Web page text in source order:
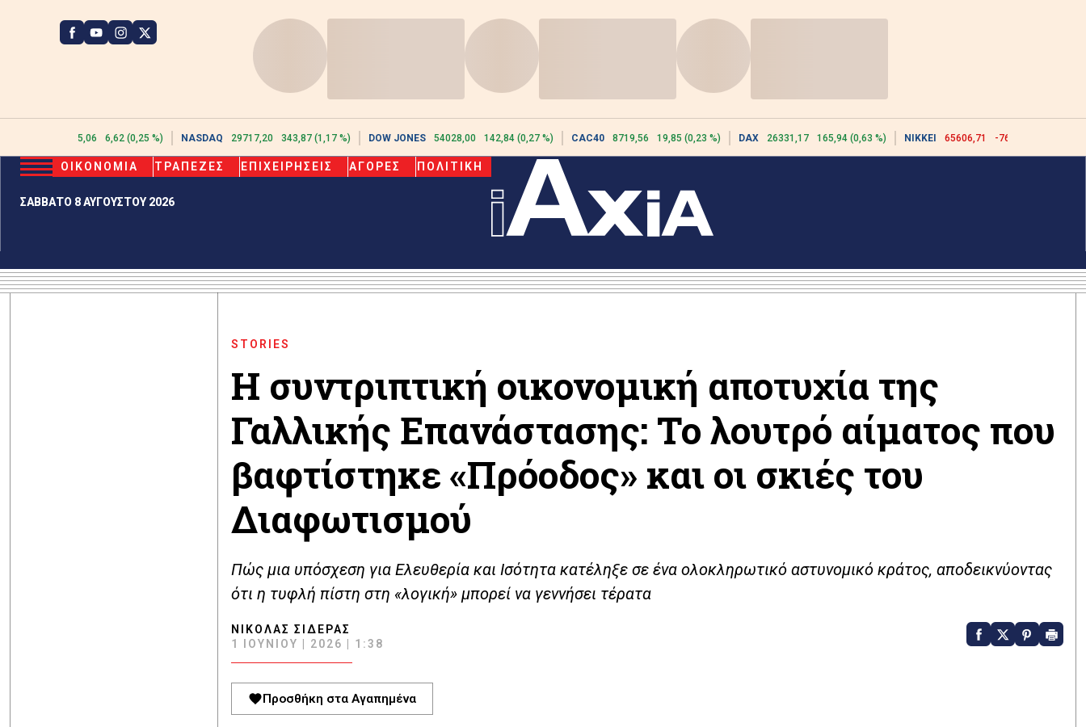
2615,06 6,62 (0,25 %) NASDAQ 29717,20 343,87 (1,17 %) DOW JONES 54028,00 142,84 (0,27 %) CAC40 8719,56 19,85 (0,23 %) DAX 26331,17 165,94 (0,63 %) NIKKEI 65606,71 -76,55 (-0,12 %)
ΣΑΒΒΑΤΟ 8 ΑΥΓΟΥΣΤΟΥ 2026
ΟΙΚΟΝΟΜΙΑ ΤΡΑΠΕΖΕΣ ΕΠΙΧΕΙΡΗΣΕΙΣ ΑΓΟΡΕΣ ΠΟΛΙΤΙΚΗ
STORIES
Η συντριπτική οικονομική αποτυχία της
Γαλλικής Επανάστασης: Το λουτρό αίματος που
βαφτίστηκε «Πρόοδος» και οι σκιές του
Διαφωτισμού
Πώς μια υπόσχεση για Ελευθερία και Ισότητα κατέληξε σε ένα ολοκληρωτικό αστυνομικό κράτος, αποδεικνύοντας
ότι η τυφλή πίστη στη «λογική» μπορεί να γεννήσει τέρατα
ΝΙΚΌΛΑΣ ΣΙΔΕΡΆΣ
1 ΙΟΥΝΊΟΥ | 2026 | 1:38
Προσθήκη στα Αγαπημένα